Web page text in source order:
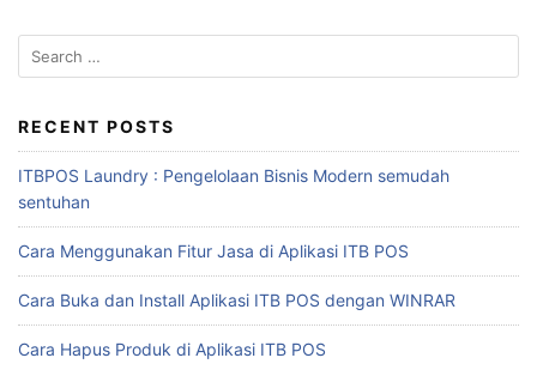
RECENT POSTS
ITBPOS Laundry : Pengelolaan Bisnis Modern semudah
sentuhan
Cara Menggunakan Fitur Jasa di Aplikasi ITB POS
Cara Buka dan Install Aplikasi ITB POS dengan WINRAR
Cara Hapus Produk di Aplikasi ITB POS